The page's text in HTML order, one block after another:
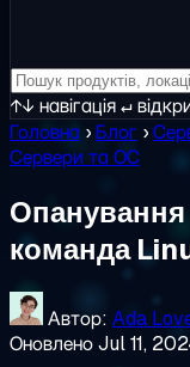
↑↓ навігація↵
Головна ›Блог ›
Сервери та ОС
команда
Автор: Ada
Оновлено Jul 11,